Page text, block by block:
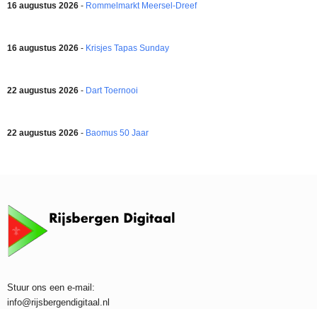
16 augustus 2026 - Rommelmarkt Meersel-Dreef
16 augustus 2026 - Krisjes Tapas Sunday
22 augustus 2026 - Dart Toernooi
22 augustus 2026 - Baomus 50 Jaar
Stuur ons een e-mail:
info@rijsbergendigitaal.nl